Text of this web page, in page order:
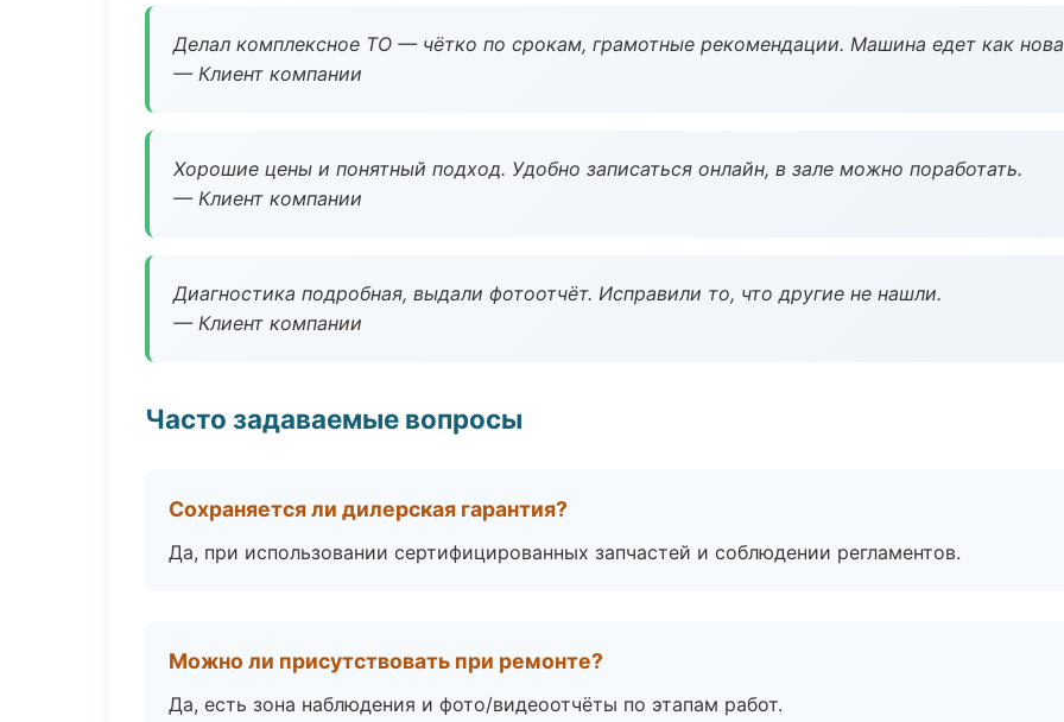
Делал комплексное ТО — чётко по срокам, грамотные рекомендации. Машина едет как
— Клиент компании
Хорошие цены и понятный подход. Удобно записаться онлайн, в зале можно поработать.
— Клиент компании
Диагностика подробная, выдали фотоотчёт. Исправили то, что другие не нашли.
— Клиент компании
Часто задаваемые вопросы
Сохраняется ли дилерская гарантия?
Да, при использовании сертифицированных запчастей и соблюдении регламентов.
Можно ли присутствовать при ремонте?
Да, есть зона наблюдения и фото/видеоотчёты по этапам работ.